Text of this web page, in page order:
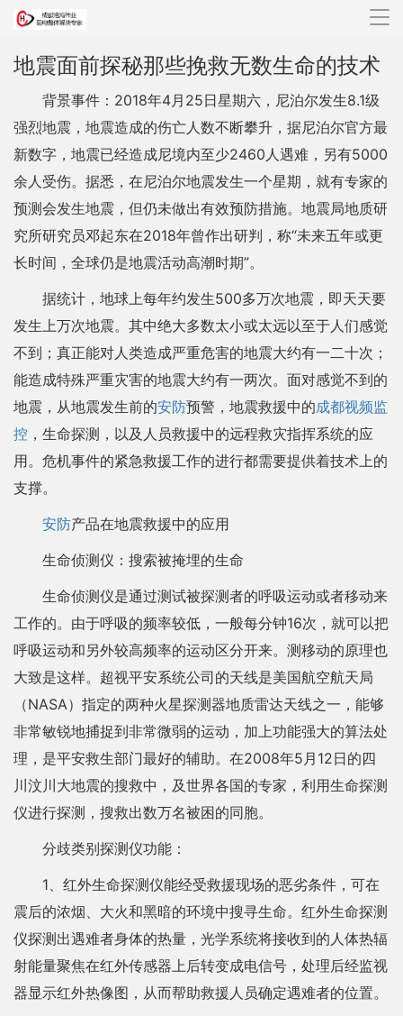
导
地震面前探秘那些挽救无数生命的技术
背景事件：2018年4月25日星期六，尼泊尔发生8.1级
强烈地震，地震造成的伤亡人数不断攀升，据尼泊尔官方最
新数字，地震已经造成尼境内至少2460人遇难，另有5000
余人受伤。据悉，在尼泊尔地震发生一个星期，就有专家的
预测会发生地震，但仍未做出有效预防措施。地震局地质研
究所研究员邓起东在2018年曾作出研判，称“未来五年或更
长时间，全球仍是地震活动高潮时期”。
据统计，地球上每年约发生500多万次地震，即天天要
发生上万次地震。其中绝大多数太小或太远以至于人们感觉
不到；真正能对人类造成严重危害的地震大约有一二十次；
能造成特殊严重灾害的地震大约有一两次。面对感觉不到的
地震，从地震发生前的安防预警，地震救援中的成都视频监
控 ，生命探测，以及人员救援中的远程救灾指挥系统的应
用。危机事件的紧急救援工作的进行都需要提供着技术上的
支撑。
安防产品在地震救援中的应用
生命侦测仪：搜索被掩埋的生命
生命侦测仪是通过测试被探测者的呼吸运动或者移动来
工作的。由于呼吸的频率较低，一般每分钟16次，就可以把
呼吸运动和另外较高频率的运动区分开来。测移动的原理也
大致是这样。超视平安系统公司的天线是美国航空航天局
（NASA）指定的两种火星探测器地质雷达天线之一，能够
非常敏锐地捕捉到非常微弱的运动，加上功能强大的算法处
理，是平安救生部门最好的辅助。在2008年5月12日的四
川汶川大地震的搜救中，及世界各国的专家，利用生命探测
仪进行探测，搜救出数万名被困的同胞。
分歧类别探测仪功能：
1、红外生命探测仪能经受救援现场的恶劣条件，可在
震后的浓烟、大火和黑暗的环境中搜寻生命。红外生命探测
仪探测出遇难者身体的热量，光学系统将接收到的人体热辐
射能量聚焦在红外传感器上后转变成电信号，处理后经监视
器显示红外热像图，从而帮助救援人员确定遇难者的位置。